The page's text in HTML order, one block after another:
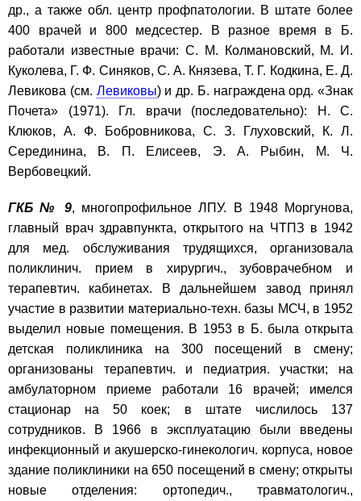
др., а также обл. центр профпатологии. В штате более
400 врачей и 800 медсестер. В разное время в Б.
работали известные врачи: С. М. Колмановский, М. И.
Куколева, Г. Ф. Синяков, С. А. Князева, Т. Г. Кодкина, Е. Д.
Левикова (см. Левиковы) и др. Б. награждена орд. «Знак
Почета» (1971). Гл. врачи (последовательно): Н. С.
Клюков, А. Ф. Бобровникова, С. З. Глуховский, К. Л.
Серединина, В. П. Елисеев, Э. А. Рыбин, М. Ч.
Вербовецкий.
ГКБ № 9, многопрофильное ЛПУ. В 1948 Моргунова,
главный врач здравпункта, открытого на ЧТПЗ в 1942
для мед. обслуживания трудящихся, организовала
поликлинич. прием в хирургич., зубоврачебном и
терапевтич. кабинетах. В дальнейшем завод принял
участие в развитии материально-техн. базы МСЧ, в 1952
выделил новые помещения. В 1953 в Б. была открыта
детская поликлиника на 300 посещений в смену;
организованы терапевтич. и педиатрия. участки; на
амбулаторном приеме работали 16 врачей; имелся
стационар на 50 коек; в штате числилось 137
сотрудников. В 1966 в эксплуатацию были введены
инфекционный и акушерско-гинекологич. корпуса, новое
здание поликлиники на 650 посещений в смену; открыты
новые отделения: ортопедич., травматологич.,